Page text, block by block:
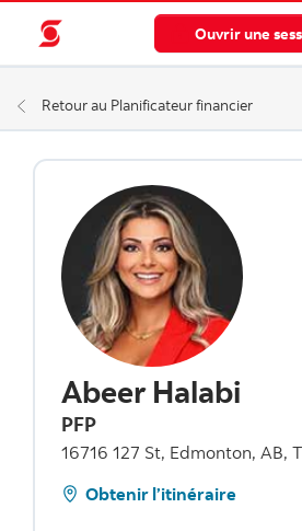
Ouvrir une
Retour au Planificateur financier
Abeer Halabi
PFP
16716 127 St, Edmonton, AB,
Obtenir l’itinéraire